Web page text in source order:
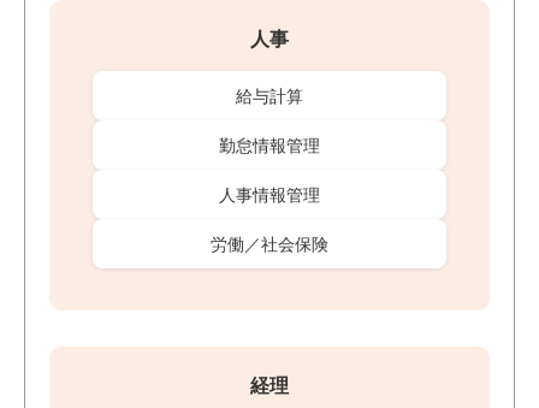
人事
給与計算
勤怠情報管理
人事情報管理
労働／社会保険
経理